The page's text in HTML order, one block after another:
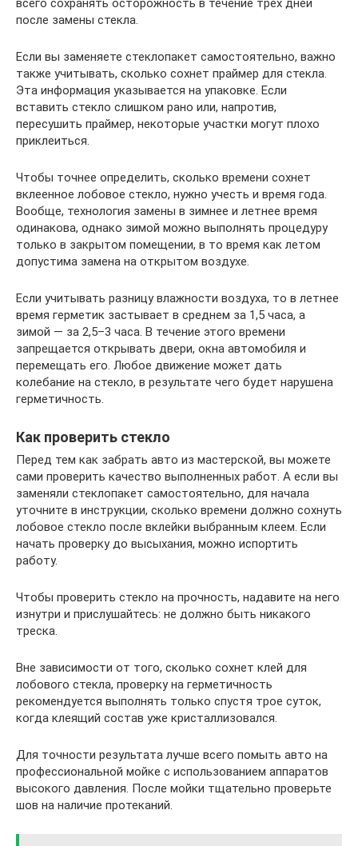
всего сохранять осторожность в течение трех дней
после замены стекла.
Если вы заменяете стеклопакет самостоятельно, важно
также учитывать, сколько сохнет праймер для стекла.
Эта информация указывается на упаковке. Если
вставить стекло слишком рано или, напротив,
пересушить праймер, некоторые участки могут плохо
приклеиться.
Чтобы точнее определить, сколько времени сохнет
вклеенное лобовое стекло, нужно учесть и время года.
Вообще, технология замены в зимнее и летнее время
одинакова, однако зимой можно выполнять процедуру
только в закрытом помещении, в то время как летом
допустима замена на открытом воздухе.
Если учитывать разницу влажности воздуха, то в летнее
время герметик застывает в среднем за 1,5 часа, а
зимой — за 2,5–3 часа. В течение этого времени
запрещается открывать двери, окна автомобиля и
перемещать его. Любое движение может дать
колебание на стекло, в результате чего будет нарушена
герметичность.
Как проверить стекло
Перед тем как забрать авто из мастерской, вы можете
сами проверить качество выполненных работ. А если вы
заменяли стеклопакет самостоятельно, для начала
уточните в инструкции, сколько времени должно сохнуть
лобовое стекло после вклейки выбранным клеем. Если
начать проверку до высыхания, можно испортить
работу.
Чтобы проверить стекло на прочность, надавите на него
изнутри и прислушайтесь: не должно быть никакого
треска.
Вне зависимости от того, сколько сохнет клей для
лобового стекла, проверку на герметичность
рекомендуется выполнять только спустя трое суток,
когда клеящий состав уже кристаллизовался.
Для точности результата лучше всего помыть авто на
профессиональной мойке с использованием аппаратов
высокого давления. После мойки тщательно проверьте
шов на наличие протеканий.